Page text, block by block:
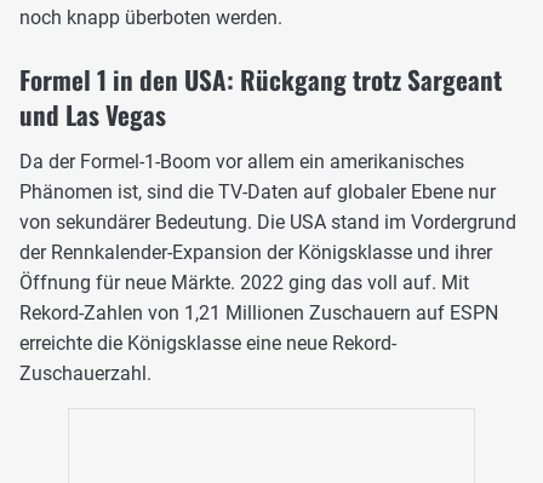
noch knapp überboten werden.
Formel 1 in den USA: Rückgang trotz Sargeant
und Las Vegas
Da der Formel-1-Boom vor allem ein amerikanisches
Phänomen ist, sind die TV-Daten auf globaler Ebene nur
von sekundärer Bedeutung. Die USA stand im Vordergrund
der Rennkalender-Expansion der Königsklasse und ihrer
Öffnung für neue Märkte. 2022 ging das voll auf. Mit
Rekord-Zahlen von 1,21 Millionen Zuschauern auf ESPN
erreichte die Königsklasse eine neue Rekord-
Zuschauerzahl.